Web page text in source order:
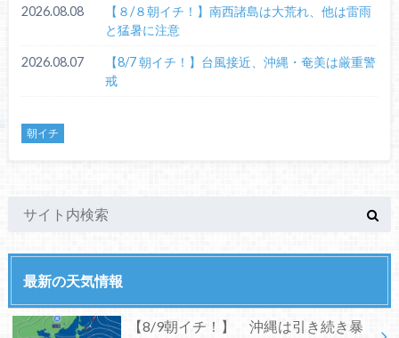
2026.08.08
【８/８朝イチ！】南西諸島は大荒れ、他は雷雨
と猛暑に注意
2026.08.07
【8/7 朝イチ！】台風接近、沖縄・奄美は厳重警
戒
朝イチ
最新の天気情報
【8/9朝イチ！】 沖縄は引き続き暴